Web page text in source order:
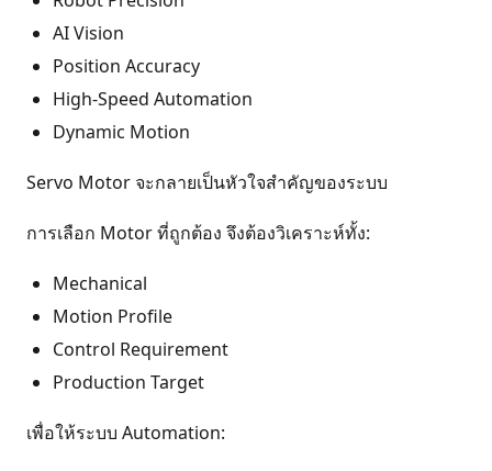
AI Vision
Position Accuracy
High-Speed Automation
Dynamic Motion
Servo Motor จะกลายเป็นหัวใจสำคัญของระบบ
การเลือก Motor ที่ถูกต้อง จึงต้องวิเคราะห์ทั้ง:
Mechanical
Motion Profile
Control Requirement
Production Target
เพื่อให้ระบบ Automation: